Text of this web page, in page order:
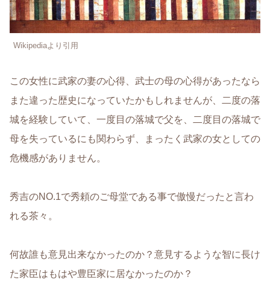
Wikipediaより引用
この女性に武家の妻の心得、武士の母の心得があったなら
また違った歴史になっていたかもしれませんが、二度の落
城を経験していて、一度目の落城で父を、二度目の落城で
母を失っているにも関わらず、まったく武家の女としての
危機感がありません。
秀吉のNO.1で秀頼のご母堂である事で傲慢だったと言わ
れる茶々。
何故誰も意見出来なかったのか？意見するような智に長け
た家臣はもはや豊臣家に居なかったのか？